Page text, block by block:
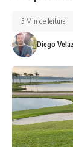
Diego
5 Min de leitura